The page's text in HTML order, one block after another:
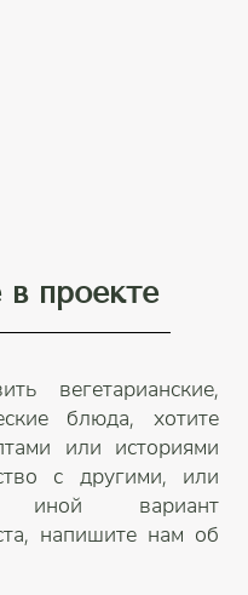
в проекте
вегетарианские,
блюда, хотите
или историями
с другими, или
иной вариант
напишите нам об